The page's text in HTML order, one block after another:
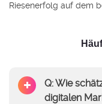
Riesenerfolg auf dem
Q: Wie
digitalen